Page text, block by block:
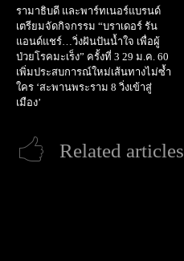
รามาธิบดี และพาร์ทเนอร์แบรนด์
เตรียมจัดกิจกรรม “บราเดอร์ รัน
แอนด์แชร์…วิ่งฝันปันน้ำใจ เพื่อผู้
ป่วยโรคมะเร็ง” ครั้งที่ 3 29 ม.ค. 60
เพิ่มประสบการณ์ใหม่เส้นทางไม่ซ้ำ
ใคร ‘สะพานพระราม 8 วิ่งเข้าสู่
เมือง’
Related articles